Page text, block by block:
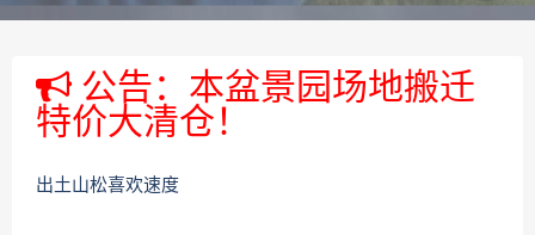
公告：本盆景园场地搬迁
特价大清仓！
出土山松喜欢速度